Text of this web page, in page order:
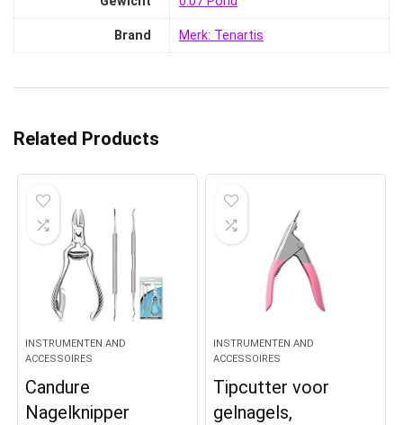
Brand Merk: Tenartis
Related Products
INSTRUMENTEN AND
ACCESSOIRES
Candure
Nagelknipper
INSTRUMENTEN AND
ACCESSOIRES
Tipcutter voor
gelnagels,